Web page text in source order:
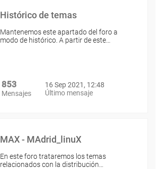
Histórico de temas
Mantenemos este apartado del foro a
modo de histórico. A partir de este…
853
Mensajes
16 Sep 2021, 12:48
Último mensaje
MAX - MAdrid_linuX
En este foro trataremos los temas
relacionados con la distribución…